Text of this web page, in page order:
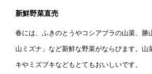
新鮮野菜直売
春には、ふきのとうやコシアブラの山菜、勝
山ミズナ」など新鮮な野菜がならびます。山
キやミズブキなどもとてもおいしいです。